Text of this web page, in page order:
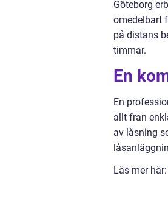
Göteborg
omedelbart
på distans
timmar.
En
En
allt från
av låsning
Läs mer här: